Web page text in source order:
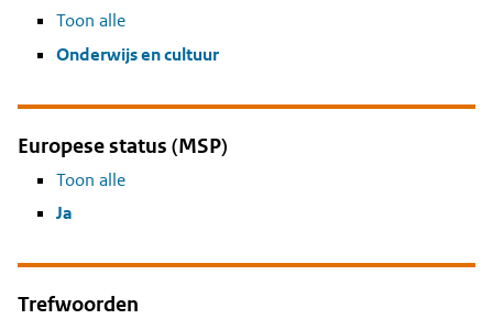
Toon alle
Onderwijs en cultuur
Europese status (MSP)
Toon alle
Ja
Trefwoorden